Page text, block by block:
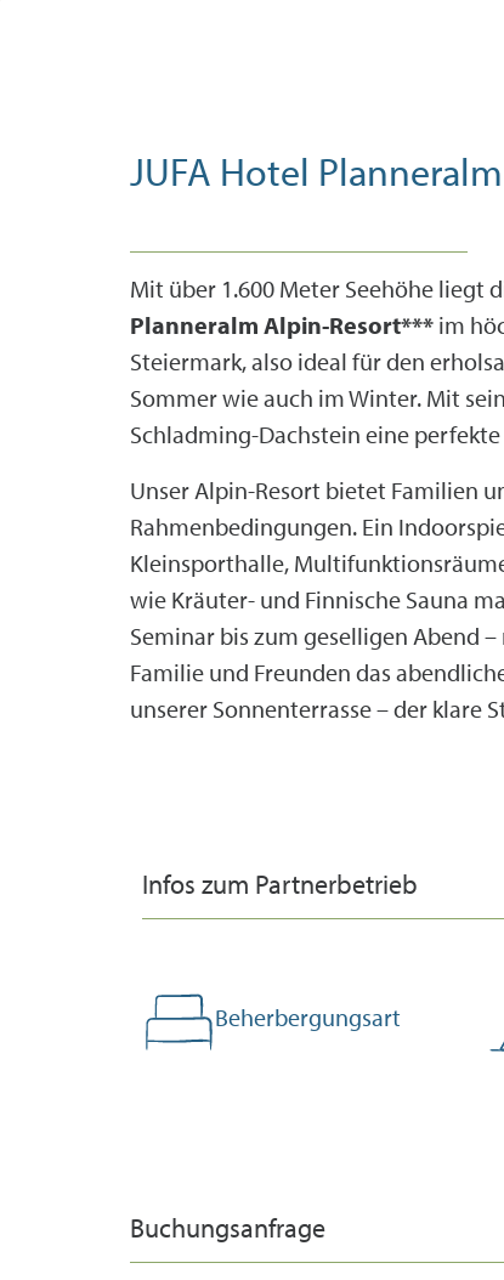
JUFA Hotel Planneralm
Mit über 1.600 Meter Seehöhe liegt
Planneralm Alpin-Resort*** im
Steiermark, also ideal für den
Sommer wie auch im Winter. Mit
Schladming-Dachstein eine
Unser Alpin-Resort bietet Familien
Rahmenbedingungen. Ein
Kleinsporthalle,
wie Kräuter- und Finnische Sauna
Seminar bis zum geselligen Abend
Familie und Freunden das
unserer Sonnenterrasse – der klare
Infos zum Partnerbetrieb
Beherbergungsart
Buchungsanfrage